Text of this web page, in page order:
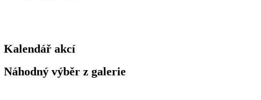
Kalendář akcí
Náhodný výběr z galerie